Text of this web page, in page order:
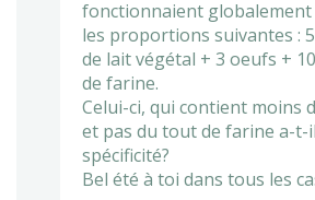
fonctionnaient
les proportions suivantes :
de lait végétal + 3 oeufs +
de farine.
Celui-ci, qui contient moins
et pas du tout de farine a-t-
spécificité?
Bel été à toi dans tous les